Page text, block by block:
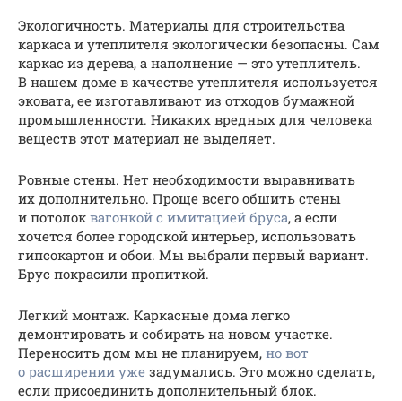
Экологичность. Материалы для строительства
каркаса и утеплителя экологически безопасны. Сам
каркас из дерева, а наполнение — это утеплитель.
В нашем доме в качестве утеплителя используется
эковата, ее изготавливают из отходов бумажной
промышленности. Никаких вредных для человека
веществ этот материал не выделяет.
Ровные стены. Нет необходимости выравнивать
их дополнительно. Проще всего обшить стены
и потолок вагонкой с имитацией бруса, а если
хочется более городской интерьер, использовать
гипсокартон и обои. Мы выбрали первый вариант.
Брус покрасили пропиткой.
Легкий монтаж. Каркасные дома легко
демонтировать и собирать на новом участке.
Переносить дом мы не планируем, но вот
о расширении уже задумались. Это можно сделать,
если присоединить дополнительный блок.